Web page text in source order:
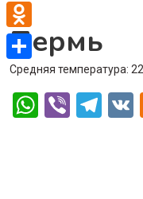
Пермь
Средняя температура:
Viber
VK
Odnoklassniki
Отправить